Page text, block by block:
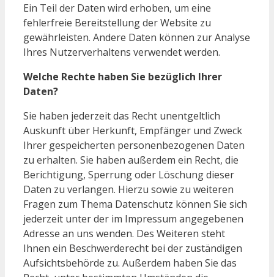
Ein Teil der Daten wird erhoben, um eine
fehlerfreie Bereitstellung der Website zu
gewährleisten. Andere Daten können zur Analyse
Ihres Nutzerverhaltens verwendet werden.
Welche Rechte haben Sie bezüglich Ihrer
Daten?
Sie haben jederzeit das Recht unentgeltlich
Auskunft über Herkunft, Empfänger und Zweck
Ihrer gespeicherten personenbezogenen Daten
zu erhalten. Sie haben außerdem ein Recht, die
Berichtigung, Sperrung oder Löschung dieser
Daten zu verlangen. Hierzu sowie zu weiteren
Fragen zum Thema Datenschutz können Sie sich
jederzeit unter der im Impressum angegebenen
Adresse an uns wenden. Des Weiteren steht
Ihnen ein Beschwerderecht bei der zuständigen
Aufsichtsbehörde zu. Außerdem haben Sie das